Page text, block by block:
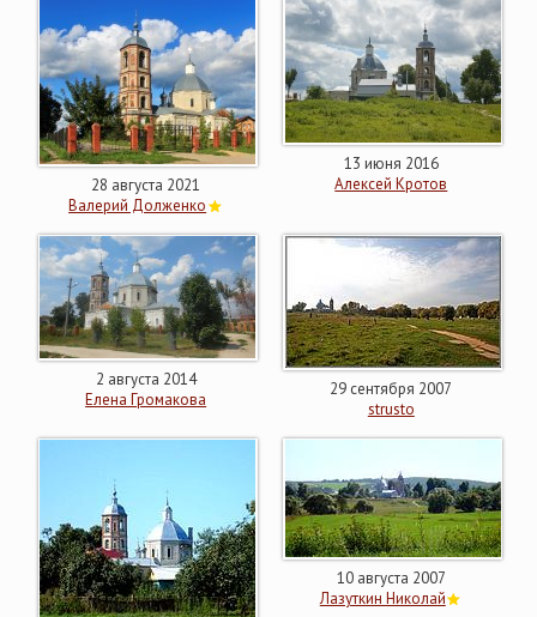
28 августа 2021
Валерий Долженко
13 июня 2016
Алексей Кротов
2 августа 2014
Елена Громакова
29 сентября 2007
strusto
10 августа 2007
Лазуткин Николай